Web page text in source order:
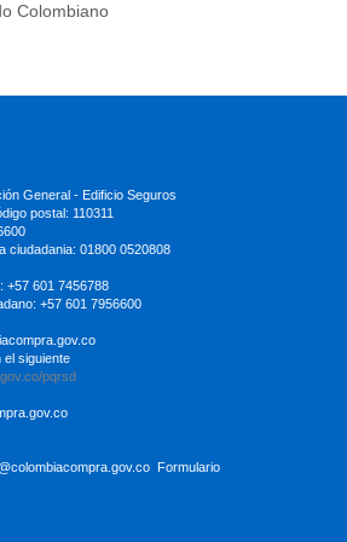
Colombiano
General - Edificio Seguros
postal: 110311
ciudadania: 01800 0520808
+57 601 7456788
+57 601 7956600
el siguiente
pqrsd
Formulario